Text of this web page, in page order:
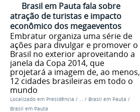
Brasil em Pauta fala sobre
atração de turistas e impacto
econômico dos megaeventos
Embratur organiza uma série de
ações para divulgar e promover o
Brasil no exterior aproveitando a
janela da Copa 2014, que
projetará a imagem de, ao menos,
12 cidades brasileiras em todo o
mundo
Localizado em Presidência / … / Brasil em Pauta /
Brasil em Pauta